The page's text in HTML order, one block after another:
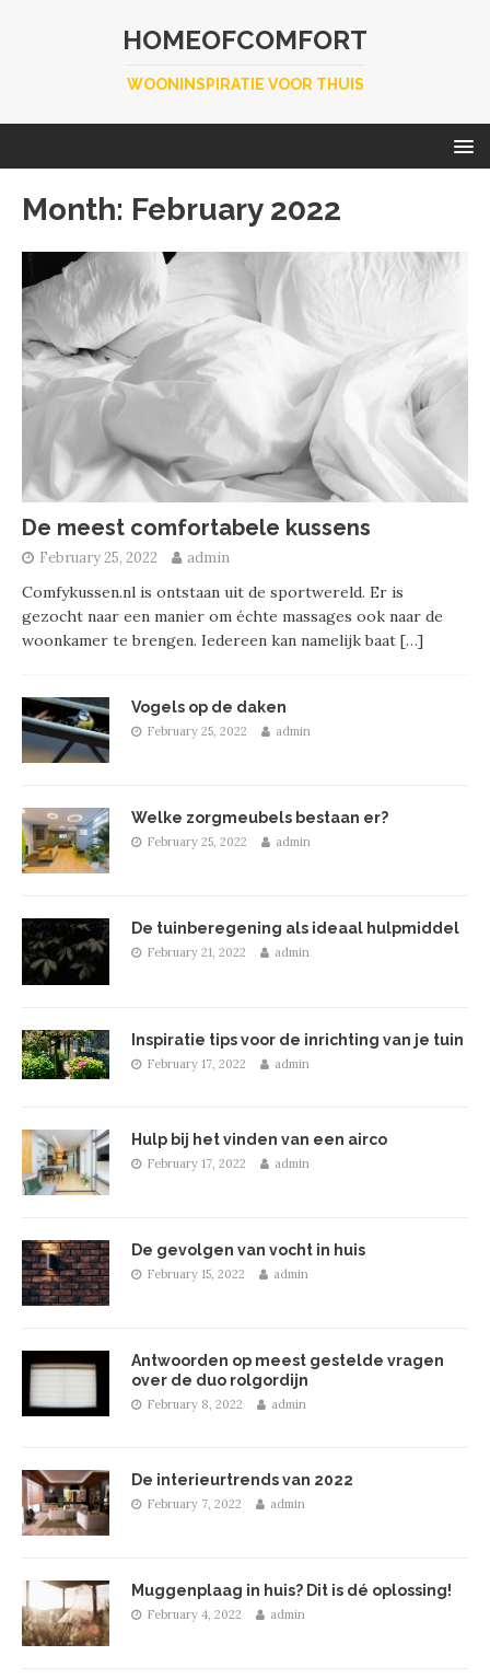
HOMEOFCOMFORT
WOONINSPIRATIE VOOR THUIS
Month: February 2022
De meest comfortabele kussens
February 25, 2022 admin
Comfykussen.nl is ontstaan uit de sportwereld. Er is
gezocht naar een manier om échte massages ook naar de
woonkamer te brengen. Iedereen kan namelijk baat […]
Vogels op de daken
February 25, 2022 admin
Welke zorgmeubels bestaan er?
February 25, 2022 admin
De tuinberegening als ideaal hulpmiddel
February 21, 2022 admin
Inspiratie tips voor de inrichting van je tuin
February 17, 2022 admin
Hulp bij het vinden van een airco
February 17, 2022 admin
De gevolgen van vocht in huis
February 15, 2022 admin
Antwoorden op meest gestelde vragen
over de duo rolgordijn
February 8, 2022 admin
De interieurtrends van 2022
February 7, 2022 admin
Muggenplaag in huis? Dit is dé oplossing!
February 4, 2022 admin